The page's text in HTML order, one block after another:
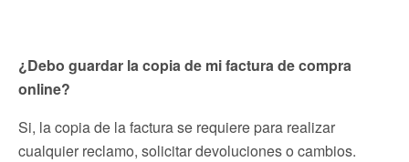
¿Debo guardar la copia de mi factura de compra
online?
Si, la copia de la factura se requiere para realizar
cualquier reclamo, solicitar devoluciones o cambios.